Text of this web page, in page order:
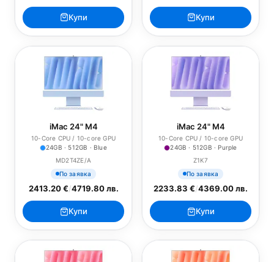
Купи Купи
iMac 24" M4
10-Core CPU / 10-core GPU
24GB · 512GB · Blue
MD2T4ZE/A
По заявка
2413.20 €/4719.80 лв.
Купи
iMac 24" M4
10-Core CPU / 10-core GPU
24GB · 512GB · Purple
Z1K7
По заявка
2233.83 €/4369.00 лв.
Купи